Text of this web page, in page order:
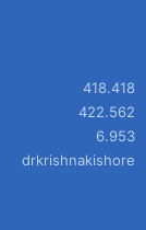
418.418
422.562
6.953
drkrishnakishore